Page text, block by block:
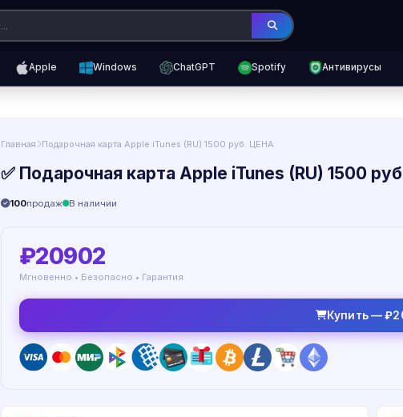
Apple Windows ChatGPT Spotify Антивирусы
Главная Подарочная карта Apple iTunes (RU) 1500 руб. ЦЕНА
✅ Подарочная карта Apple iTunes (RU) 1500
100продаж В наличии
₽20902
Мгновенно • Безопасно • Гарантия
Купить —